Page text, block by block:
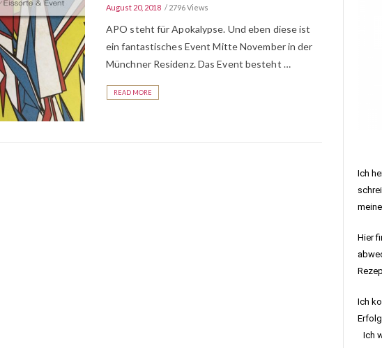
August 20, 2018 2796 Views
APO steht für Apokalypse. Und eben diese ist
ein fantastisches Event Mitte November in der
Münchner Residenz. Das Event besteht …
READ MORE
Ich
Hier
Ich
Ich